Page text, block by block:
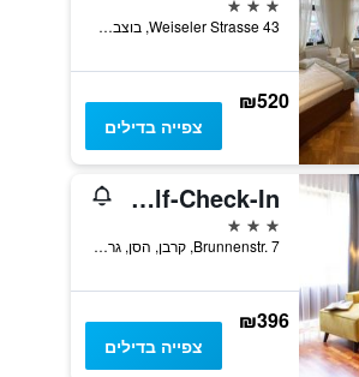
Weiseler Strasse 43, בוצבאך, הסן, גרמניה
₪520
צפייה בדילים
Luxstay Karben - Self-Check-In
3 כוכבים
Brunnenstr. 7, קרבן, הסן, גרמניה
₪396
צפייה בדילים